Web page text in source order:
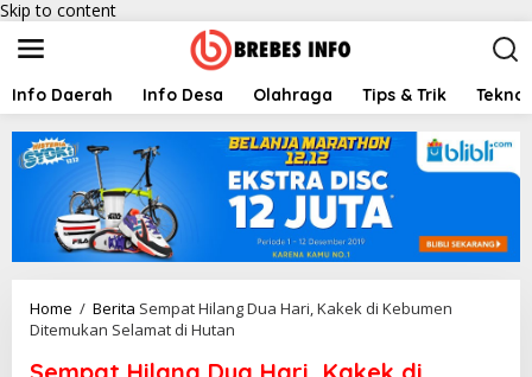
Skip to content
Info Daerah Info Desa Olahraga Tips & Trik
Home / Berita Sempat Hilang Dua Hari, Kakek di Kebumen
Ditemukan Selamat di Hutan